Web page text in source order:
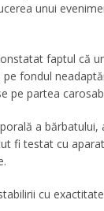
unui
faptul că
fondul
pe partea
a
fi testat cu
cu